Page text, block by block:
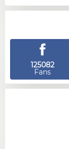
125082
Fans